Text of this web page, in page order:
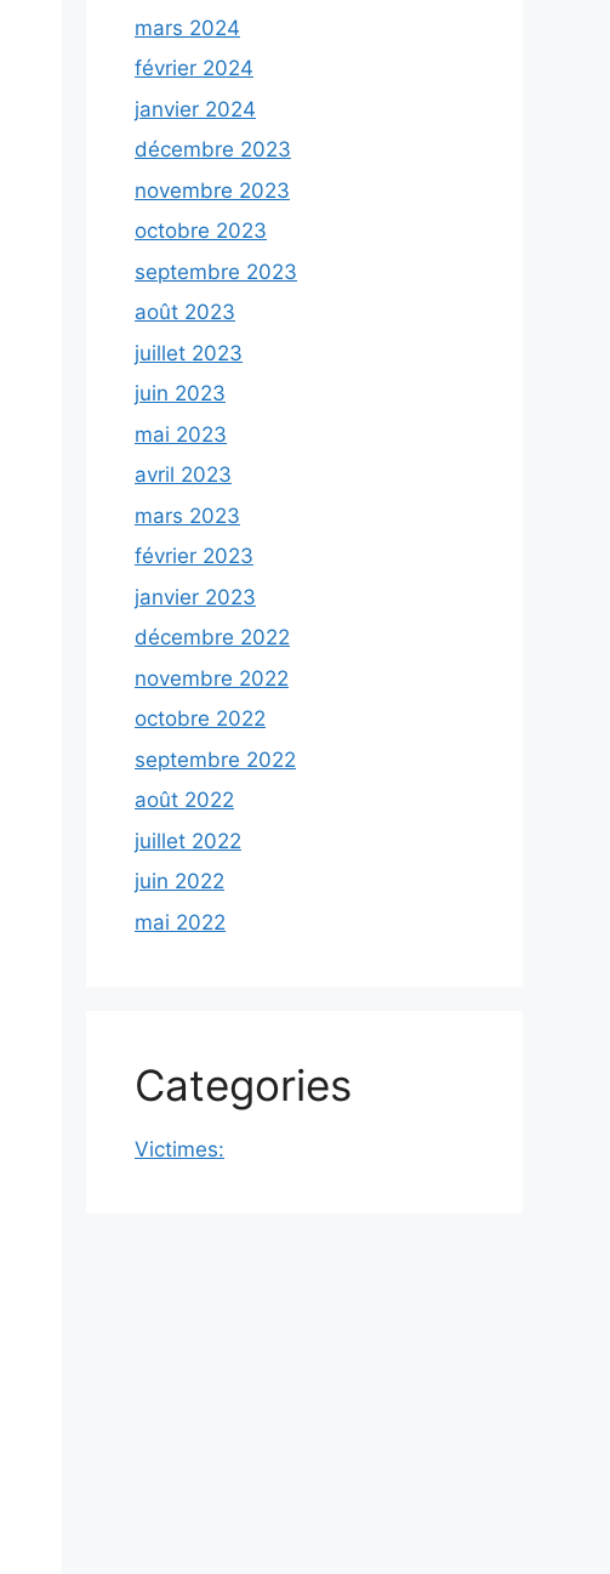
mars 2024
février 2024
janvier 2024
décembre 2023
novembre 2023
octobre 2023
septembre 2023
août 2023
juillet 2023
juin 2023
mai 2023
avril 2023
mars 2023
février 2023
janvier 2023
décembre 2022
novembre 2022
octobre 2022
septembre 2022
août 2022
juillet 2022
juin 2022
mai 2022
Categories
Victimes: